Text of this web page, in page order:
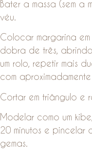
Bater a massa (sem
véu.
Colocar margarina
dobra de três,
um rolo, repetir mais
com aproximadamente
Cortar em triângulo e
Modelar como um
20 minutos e pincelar
gemas.